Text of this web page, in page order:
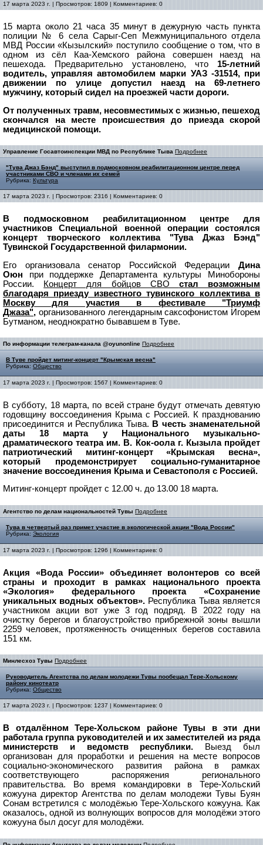
17 марта 2023 г. | Просмотров: 1809 | Комментариев: 0
15 марта около 21 часа 35 минут в дежурную часть пункта
полиции № 6 села Сарыг-Сеп Межмуниципального отдела
МВД России «Кызылский» поступило сообщение о том, что в
одном из сёл Каа-Хемского района совершен наезд на
пешехода.
Предварительно установлено, что 15-летний
водитель, управляя автомобилем марки УАЗ -31514, при
движении по улице допустил наезд на 69-летнего
мужчину, который сидел на проезжей части дороги.
От полученных травм, несовместимых с жизнью, пешеход
скончался на месте происшествия до приезда скорой
медицинской помощи.
Управление Госавтоинспекции МВД по Республике Тыва Подробнее
"Тува Джаз Бэнд" выступил в подмосковном реабилитационном центре перед
участниками СВО и членами их семей
Рубрика: Культура
17 марта 2023 г. | Просмотров: 2316 | Комментариев: 0
В подмосковном реабилитационном центре для
участников Специальной военной операции состоялся
концерт творческого коллектива "Тува Джаз Бэнд"
Тувинской Государственной филармонии.
Его организовала сенатор Российской Федерации Дина
Оюн при поддержке Департамента культуры Минобороны
России. Концерт для бойцов СВО стал возможным
благодаря приезду известного тувинского коллектива в
Москву для участия в фестивале "Триумф
Джаза", организованного легендарным саксофонистом Игорем
Бутманом, неоднократно бывавшем в Туве.
По информации телеграм-канала @oyunonline Подробнее
В Туве пройдет митинг-концерт "Крымская весна"
Рубрика: Общество
17 марта 2023 г. | Просмотров: 1567 | Комментариев: 0
​​​​​​​В субботу, 18 марта, по всей стране будут отмечать девятую
годовщину воссоединения Крыма с Россией. К празднованию
присоединится и Республика Тыва. В честь знаменательной
даты 18 марта у Национального музыкально-
драматического театра им. В. Кок-оола г. Кызыла пройдет
патриотический митинг-концерт «Крымская весна»,
который продемонстрирует социально-гуманитарное
значение воссоединения Крыма и Севастополя с Россией.
Митинг-концерт пройдет с 12.00 ч. до 13.00 18 марта.
Агентство по делам национальностей Тувы Подробнее
Тува в четвертый раз примет участие в экологической акции "Вода России"
Рубрика: Экология
17 марта 2023 г. | Просмотров: 1296 | Комментариев: 0
Акция «Вода России» объединяет волонтеров со всей
страны и проходит в рамках национального проекта
«Экология» федерального проекта «Сохранение
уникальных водных объектов». Республика Тыва является
участником акции вот уже 3 год подряд.
В 2022 году на
очистку берегов и благоустройство прибрежной зоны вышли
2259 человек, протяженность очищенных берегов составила
151 км.
Минлесхоз Тувы Подробнее
Руководитель Агентства по делам молодежи Тувы пообещал Тере-Хольскому
району кинотеатр
Рубрика: Общество
17 марта 2023 г. | Просмотров: 1237 | Комментариев: 0
В отдалённом Тере-Хольском районе Тувы в эти дни
работала группа руководителей и их заместителей из ряда
министерств и ведомств республики.
Выезд был
организован для проработки и решения на месте вопросов
социально-экономического развития района в рамках
соответствующего распоряжения регионального
правительства.
Во время командировки в Тере-Хольский
кожууна директор Агентства по делам молодежи Тувы Буян
Сонам встретился с молодёжью Тере-Хольского кожууна. Как
оказалось, одной из волнующих вопросов для молодёжи этого
кожууна был досуг для молодёжи.